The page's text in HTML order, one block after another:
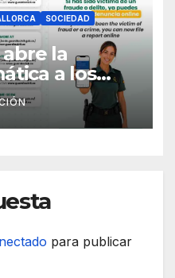
SOCIEDAD
la
a los
para publicar